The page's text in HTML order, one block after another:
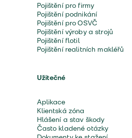
Pojištění pro firmy
Pojištění podnikání
Pojištění pro OSVČ
Pojištění výroby a strojů
Pojištění flotil
Pojištění realitních makléřů
Užitečné
Aplikace
Klientská zóna
Hlášení a stav škody
Často kladené otázky